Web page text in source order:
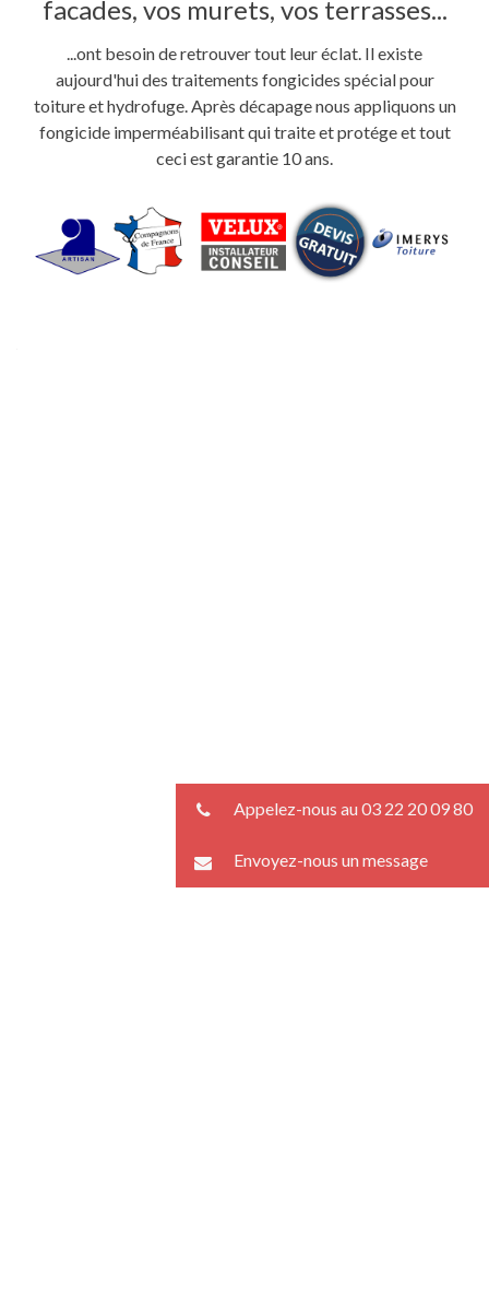
facades, vos murets, vos terrasses...
...ont besoin de retrouver tout leur éclat. Il existe
aujourd'hui des traitements fongicides spécial pour
toiture et hydrofuge. Après décapage nous appliquons un
fongicide imperméabilisant qui traite et protége et tout
ceci est garantie 10 ans.
Appelez-nous au 03 22 20 09 80
Envoyez-nous un message